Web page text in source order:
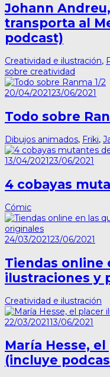
Johann
transporta al
podcast)
Creatividad e ilustración,
sobre creatividad
20/04/202123/06/2021
Todo sobre
Dibujos animados, Friki,
13/04/202123/06/2021
4 cobayas
Cómic
24/03/202123/06/2021
Tiendas online
ilustraciones y
Creatividad e ilustración
22/03/202113/06/2021
María Hesse,
(incluye